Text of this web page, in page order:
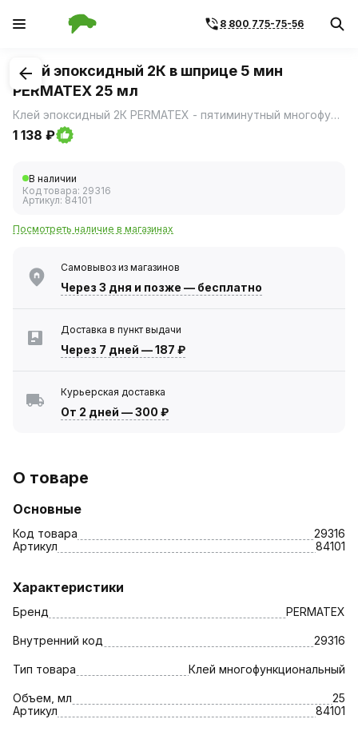
8 800 775-75-56
1/1
Клей эпоксидный 2К в шприце 5 мин
PERMATEX 25 мл
Клей эпоксидный 2К PERMATEX - пятиминутный многофункциональный эпоксидный клей.
1 138 ₽
В наличии
Код товара: 29316
Артикул: 84101
Посмотреть наличие в магазинах
Самовывоз из магазинов
Через 3 дня и позже — бесплатно
Доставка в пункт выдачи
Через 7 дней —187 ₽
Курьерская доставка
От 2 дней —300 ₽
О товаре
Основные
Код товара
29316
Артикул
84101
Характеристики
Бренд PERMATEX
Внутренний код 29316
Тип товара Клей многофункциональный
Объем, мл
25
Артикул
84101